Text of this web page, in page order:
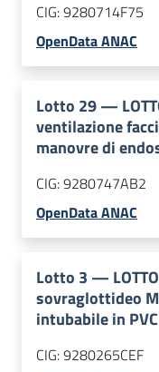
CIG:9280714F75
OpenData ANAC
Lotto 29—
ventilazione
manovre di
CIG:9280747AB2
OpenData ANAC
Lotto 3 —
sovraglottideo
intubabile in PVC
CIG:9280265CEF